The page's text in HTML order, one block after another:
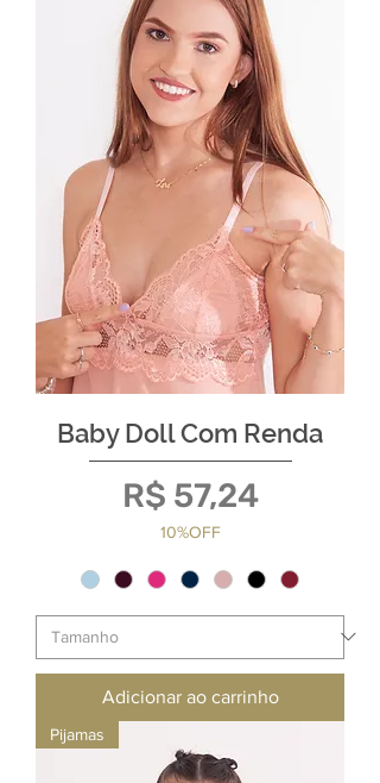
Baby Doll Com Renda
Preço
R$ 57,24
10%OFF
Adicionar ao carrinho
Pijamas